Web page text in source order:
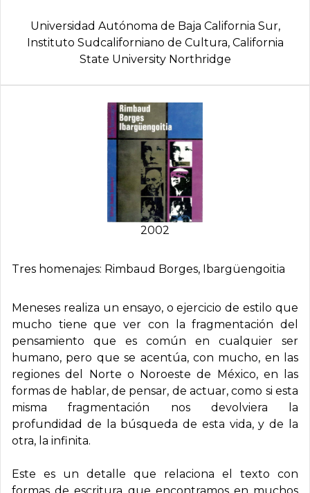
Universidad Autónoma de Baja California Sur,
Instituto Sudcaliforniano de Cultura, California
State University Northridge
2002
Tres homenajes: Rimbaud Borges, Ibargüengoitia
Meneses realiza un ensayo, o ejercicio de estilo que
mucho tiene que ver con la fragmentación del
pensamiento que es común en cualquier ser
humano, pero que se acentúa, con mucho, en las
regiones del Norte o Noroeste de México, en las
formas de hablar, de pensar, de actuar, como si esta
misma fragmentación nos devolviera la
profundidad de la búsqueda de esta vida, y de la
otra, la infinita.
Este es un detalle que relaciona el texto con